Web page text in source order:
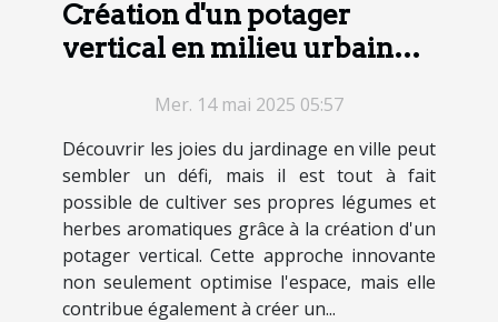
Création d'un potager
vertical en milieu urbain
conseils d'entretien
Mer. 14 mai 2025 05:57
Découvrir les joies du jardinage en ville peut
sembler un défi, mais il est tout à fait
possible de cultiver ses propres légumes et
herbes aromatiques grâce à la création d'un
potager vertical. Cette approche innovante
non seulement optimise l'espace, mais elle
contribue également à créer un...